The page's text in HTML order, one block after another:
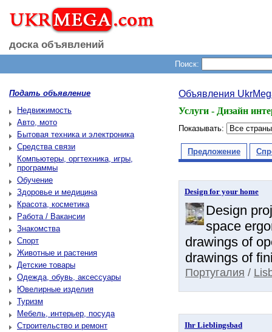
доска объявлений
Поиск:
Подать объявление
Недвижимость
Авто, мото
Бытовая техника и электроника
Средства связи
Компьютеры, оргтехника, игры,
программы
Обучение
Здоровье и медицина
Красота, косметика
Работа / Вакансии
Знакомства
Спорт
Животные и растения
Детские товары
Одежда, обувь, аксессуары
Ювелирные изделия
Туризм
Мебель, интерьер, посуда
Строительство и ремонт
Объявления
Услуги - Дизайн
Показывать:
Предложение
Design for your home
Design
space
drawings of
drawings of
Португалия /
Ihr Lieblingsbad